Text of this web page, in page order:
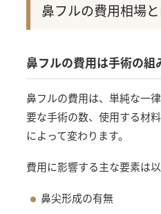
鼻フルの費用相場
鼻フルの費用は手術の組
鼻フルの費用は、単純な一
要な手術の数、使用する材
によって変わります。
費用に影響する主な要素は以
鼻尖形成の有無